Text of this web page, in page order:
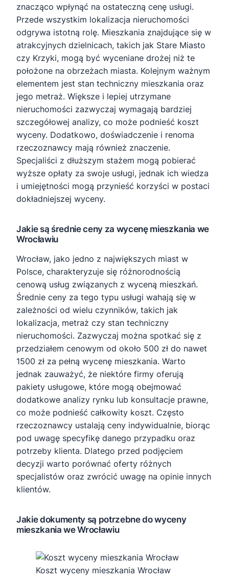
znacząco wpłynąć na ostateczną cenę usługi.
Przede wszystkim lokalizacja nieruchomości
odgrywa istotną rolę. Mieszkania znajdujące się w
atrakcyjnych dzielnicach, takich jak Stare Miasto
czy Krzyki, mogą być wyceniane drożej niż te
położone na obrzeżach miasta. Kolejnym ważnym
elementem jest stan techniczny mieszkania oraz
jego metraż. Większe i lepiej utrzymane
nieruchomości zazwyczaj wymagają bardziej
szczegółowej analizy, co może podnieść koszt
wyceny. Dodatkowo, doświadczenie i renoma
rzeczoznawcy mają również znaczenie.
Specjaliści z dłuższym stażem mogą pobierać
wyższe opłaty za swoje usługi, jednak ich wiedza
i umiejętności mogą przynieść korzyści w postaci
dokładniejszej wyceny.
Jakie są średnie ceny za wycenę mieszkania we
Wrocławiu
Wrocław, jako jedno z największych miast w
Polsce, charakteryzuje się różnorodnością
cenową usług związanych z wyceną mieszkań.
Średnie ceny za tego typu usługi wahają się w
zależności od wielu czynników, takich jak
lokalizacja, metraż czy stan techniczny
nieruchomości. Zazwyczaj można spotkać się z
przedziałem cenowym od około 500 zł do nawet
1500 zł za pełną wycenę mieszkania. Warto
jednak zauważyć, że niektóre firmy oferują
pakiety usługowe, które mogą obejmować
dodatkowe analizy rynku lub konsultacje prawne,
co może podnieść całkowity koszt. Często
rzeczoznawcy ustalają ceny indywidualnie, biorąc
pod uwagę specyfikę danego przypadku oraz
potrzeby klienta. Dlatego przed podjęciem
decyzji warto porównać oferty różnych
specjalistów oraz zwrócić uwagę na opinie innych
klientów.
Jakie dokumenty są potrzebne do wyceny
mieszkania we Wrocławiu
Koszt wyceny mieszkania Wrocław